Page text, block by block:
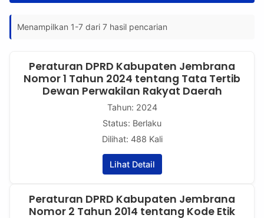
Menampilkan 1-7 dari 7 hasil pencarian
Peraturan DPRD Kabupaten Jembrana
Nomor 1 Tahun 2024 tentang Tata Tertib
Dewan Perwakilan Rakyat Daerah
Tahun: 2024
Status: Berlaku
Dilihat: 488 Kali
Lihat Detail
Peraturan DPRD Kabupaten Jembrana
Nomor 2 Tahun 2014 tentang Kode Etik